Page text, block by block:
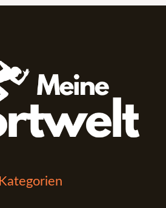
Kategorien